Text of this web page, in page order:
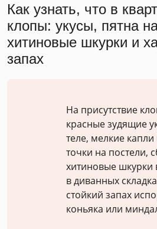
Как узнать, что в
клопы: укусы, пятна
хитиновые шкурки и
запах
На присутствие
красные зудящие
теле, мелкие
точки на постели,
хитиновые шкурки
в диванных
стойкий запах
коньяка или